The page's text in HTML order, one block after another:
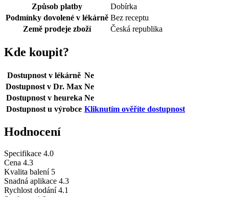
Způsob platby
Dobírka
Podmínky dovolené v lékárně Bez receptu
Země prodeje zboží
Česká republika
Kde koupit?
Dostupnost v lékárně Ne
Dostupnost v Dr. Max Ne
Dostupnost v heureka Ne
Dostupnost u výrobce Kliknutím ověříte dostupnost
Hodnocení
Specifikace 4.0
Cena 4.3
Kvalita balení 5
Snadná aplikace 4.3
Rychlost dodání 4.1